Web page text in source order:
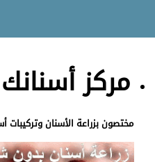
مركز
مختصون بزراعة الأسنان وتركيبات